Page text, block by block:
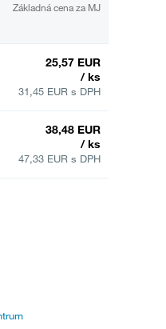
Základná cena za MJ
25,57 EUR
/ ks
31,45 EUR s DPH
38,48 EUR
/ ks
47,33 EUR s DPH